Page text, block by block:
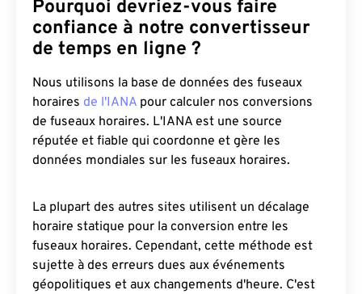
Pourquoi devriez-vous faire
confiance à notre convertisseur
de temps en ligne ?
Nous utilisons la base de données des fuseaux
horaires de l'IANA pour calculer nos conversions
de fuseaux horaires. L'IANA est une source
réputée et fiable qui coordonne et gère les
données mondiales sur les fuseaux horaires.
La plupart des autres sites utilisent un décalage
horaire statique pour la conversion entre les
fuseaux horaires. Cependant, cette méthode est
sujette à des erreurs dues aux événements
géopolitiques et aux changements d'heure. C'est